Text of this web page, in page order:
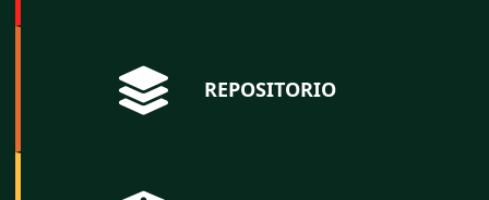
REPOSITORIO